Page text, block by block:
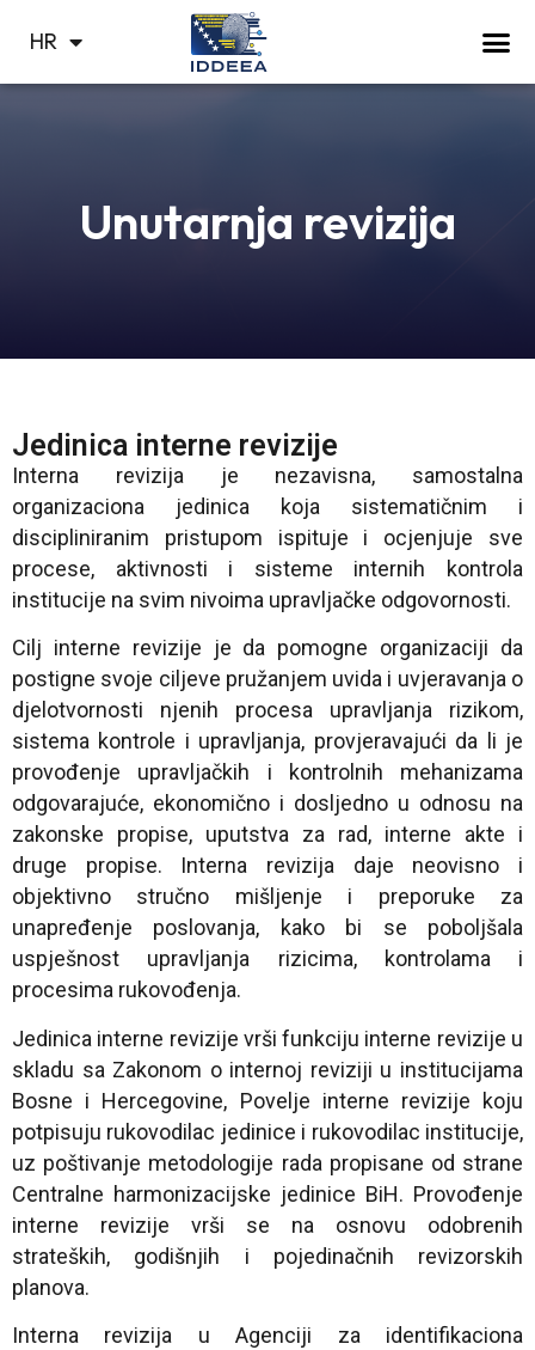
HR
СР
Unutarnja revizija
Jedinica interne revizije
Interna revizija je nezavisna, samostalna
organizaciona jedinica koja sistematičnim i
discipliniranim pristupom ispituje i ocjenjuje sve
procese, aktivnosti i sisteme internih kontrola
institucije na svim nivoima upravljačke odgovornosti.
Cilj interne revizije je da pomogne organizaciji da
postigne svoje ciljeve pružanjem uvida i uvjeravanja o
djelotvornosti njenih procesa upravljanja rizikom,
sistema kontrole i upravljanja, provjeravajući da li je
provođenje upravljačkih i kontrolnih mehanizama
odgovarajuće, ekonomično i dosljedno u odnosu na
zakonske propise, uputstva za rad, interne akte i
druge propise. Interna revizija daje neovisno i
objektivno stručno mišljenje i preporuke za
unapređenje poslovanja, kako bi se poboljšala
uspješnost upravljanja rizicima, kontrolama i
procesima rukovođenja.
Jedinica interne revizije vrši funkciju interne revizije u
skladu sa Zakonom o internoj reviziji u institucijama
Bosne i Hercegovine, Povelje interne revizije koju
potpisuju rukovodilac jedinice i rukovodilac institucije,
uz poštivanje metodologije rada propisane od strane
Centralne harmonizacijske jedinice BiH. Provođenje
interne revizije vrši se na osnovu odobrenih
strateških, godišnjih i pojedinačnih revizorskih
planova.
Interna revizija u Agenciji za identifikaciona